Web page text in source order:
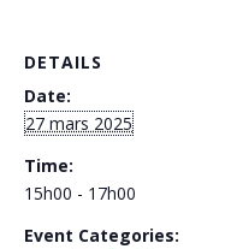
DETAILS
Date:
27 mars 2025
Time:
15h00 - 17h00
Event Categories: